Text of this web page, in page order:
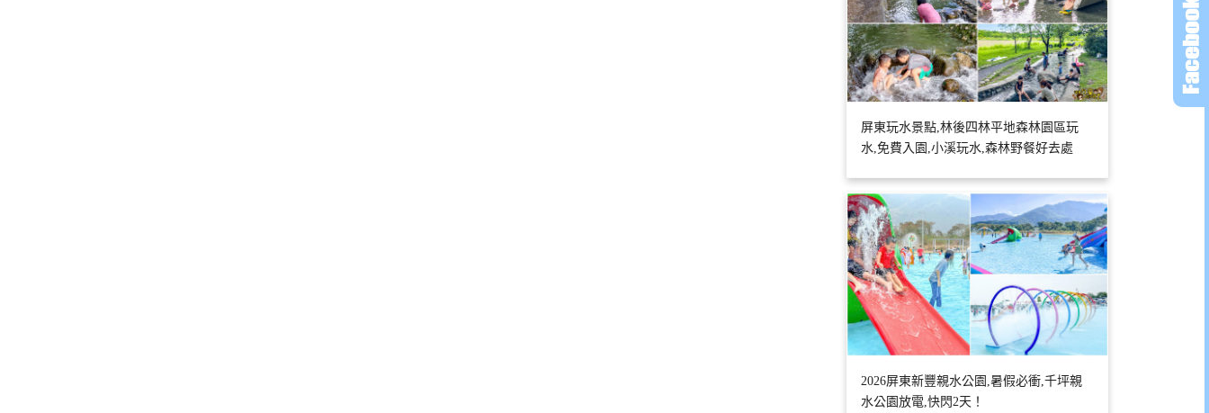
屏東玩水景點,林後四林平地森林園區玩
水,免費入園,小溪玩水,森林野餐好去處
2026屏東新豐親水公園,暑假必衝,千坪親
水公園放電,快閃2天！